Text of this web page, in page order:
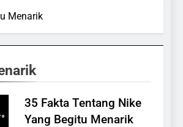
Menarik
35 Fakta Tentang Nike
Yang Begitu Menarik